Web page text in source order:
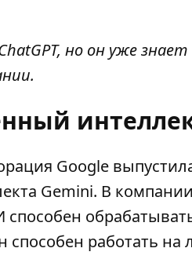
но он уже
Google
Gemini. В
способен
работать на